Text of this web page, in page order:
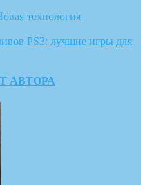
технология
PS3: лучшие игры для
АВТОРА